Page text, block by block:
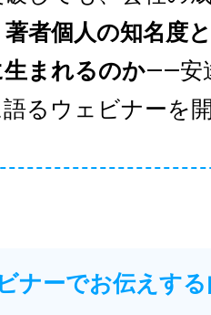
著者個人の知名度
まれるのか——安
るウェビナーを
ナーでお伝えす